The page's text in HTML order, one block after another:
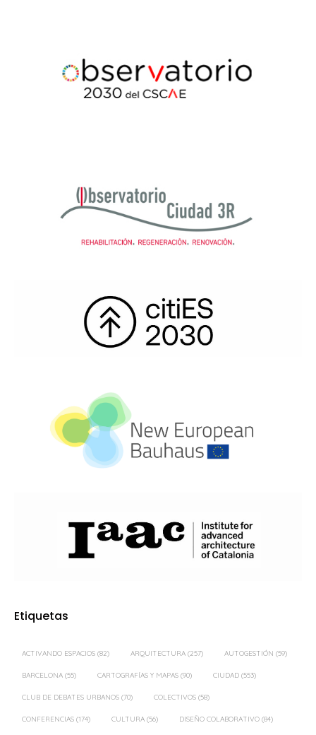
Etiquetas
ACTIVANDO ESPACIOS (82) ARQUITECTURA (257) AUTOGESTIÓN (59)
BARCELONA (55) CARTOGRAFÍAS Y MAPAS (90) CIUDAD (553)
CLUB DE DEBATES URBANOS (70) COLECTIVOS (58)
CONFERENCIAS (174) CULTURA (56) DISEÑO COLABORATIVO (84)